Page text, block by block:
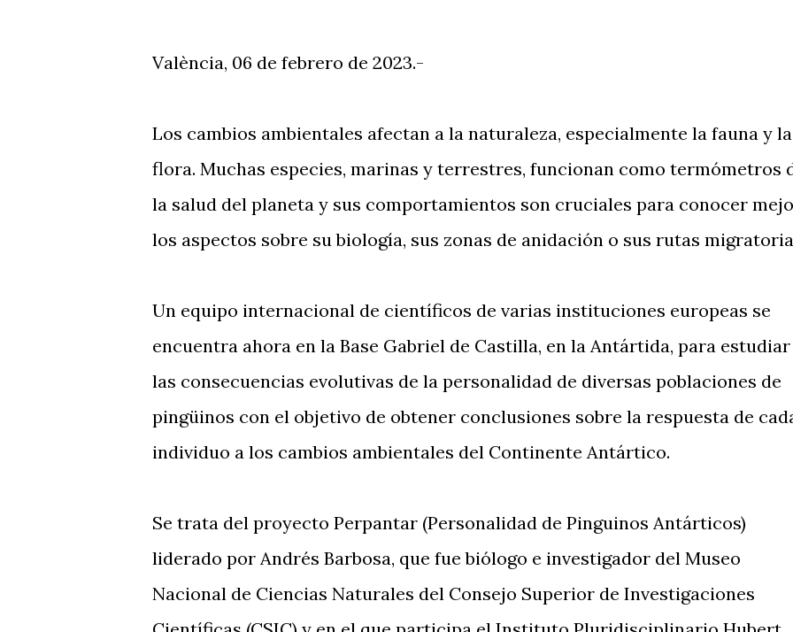
València, 06 de febrero de 2023.-
Los cambios ambientales afectan a la naturaleza, especialmente la fauna y la
flora. Muchas especies, marinas y terrestres, funcionan como termómetros
la salud del planeta y sus comportamientos son cruciales para conocer
los aspectos sobre su biología, sus zonas de anidación o sus rutas
Un equipo internacional de científicos de varias instituciones europeas se
encuentra ahora en la Base Gabriel de Castilla, en la Antártida, para estudiar
las consecuencias evolutivas de la personalidad de diversas poblaciones de
pingüinos con el objetivo de obtener conclusiones sobre la respuesta de
individuo a los cambios ambientales del Continente Antártico.
Se trata del proyecto Perpantar (Personalidad de Pinguinos Antárticos)
liderado por Andrés Barbosa, que fue biólogo e investigador del Museo
Nacional de Ciencias Naturales del Consejo Superior de Investigaciones